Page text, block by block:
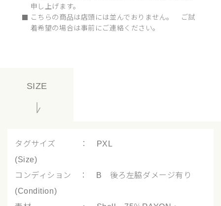
申し上げます。
こちらの商品は店頭には並んでおりません。 ご試
着希望の場合は事前にご連絡ください。
SIZE
タグサイズ ： PXL
(Size)
コンディション ： B 後ろ左脇ダメージ有り
(Condition)